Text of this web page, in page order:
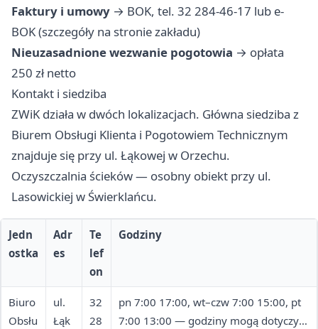
Faktury i umowy → BOK, tel. 32 284-46-17 lub e-
BOK (szczegóły na stronie zakładu)
Nieuzasadnione wezwanie pogotowia → opłata
250 zł netto
Kontakt i siedziba
ZWiK działa w dwóch lokalizacjach. Główna siedziba z
Biurem Obsługi Klienta i Pogotowiem Technicznym
znajduje się przy ul. Łąkowej w Orzechu.
Oczyszczalnia ścieków — osobny obiekt przy ul.
Lasowickiej w Świerklańcu.
Jedn
ostka
Adr
es
Te
lef
on
Godziny
Biuro
Obsłu
ul.
Łąk
32
28
pn 7:00 17:00, wt–czw 7:00 15:00, pt
7:00 13:00 — godziny mogą dotyczyć